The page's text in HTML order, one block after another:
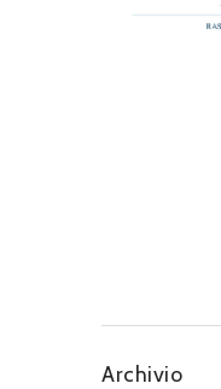
Archivio